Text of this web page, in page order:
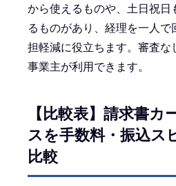
から使えるものや、土日祝日
るものがあり、経理を一人で
担軽減に役立ちます。審査な
事業主が利用できます。
【比較表】請求書カ
スを手数料・振込ス
比較